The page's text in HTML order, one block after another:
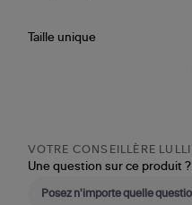
Taille unique
VOTRE CONSEILLÈRE LULLI
Une question sur ce produit ?